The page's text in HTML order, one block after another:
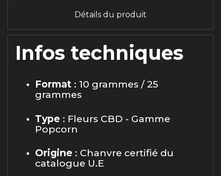
Détails du produit
Infos techniques
Format : 10 grammes / 25
grammes
Type : Fleurs CBD - Gamme
Popcorn
Origine : Chanvre certifié du
catalogue U.E